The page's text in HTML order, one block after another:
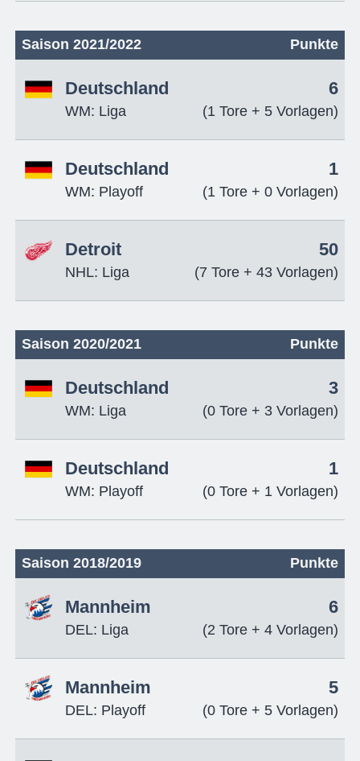
Saison 2021/2022 Punkte
Deutschland
WM: Liga
6
(1 Tore + 5 Vorlagen)
Deutschland
WM: Playoff
1
(1 Tore + 0 Vorlagen)
Detroit
NHL: Liga
50
(7 Tore + 43 Vorlagen)
Saison 2020/2021 Punkte
Deutschland
WM: Liga
3
(0 Tore + 3 Vorlagen)
Deutschland
WM: Playoff
1
(0 Tore + 1 Vorlagen)
Saison 2018/2019 Punkte
Mannheim
DEL: Liga
6
(2 Tore + 4 Vorlagen)
Mannheim
DEL: Playoff
5
(0 Tore + 5 Vorlagen)